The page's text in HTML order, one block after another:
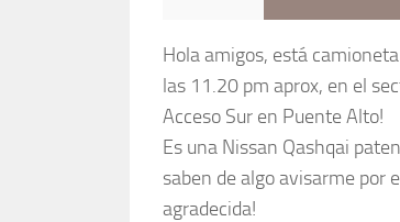
Hola amigos, está
las 11.20 pm aprox, en el
Acceso Sur en Puente Alto!
Es una Nissan Qashqai
saben de algo avisarme por
agradecida!